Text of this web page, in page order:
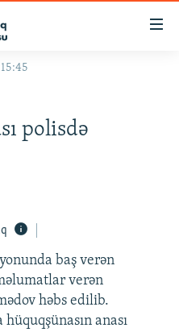
polisdə
baş verən
verən
həbs edilib.
anası